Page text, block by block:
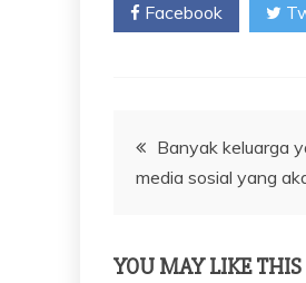
Facebook
Navigasi
Banyak keluarga
media sosial yang
YOU MAY LIKE THIS